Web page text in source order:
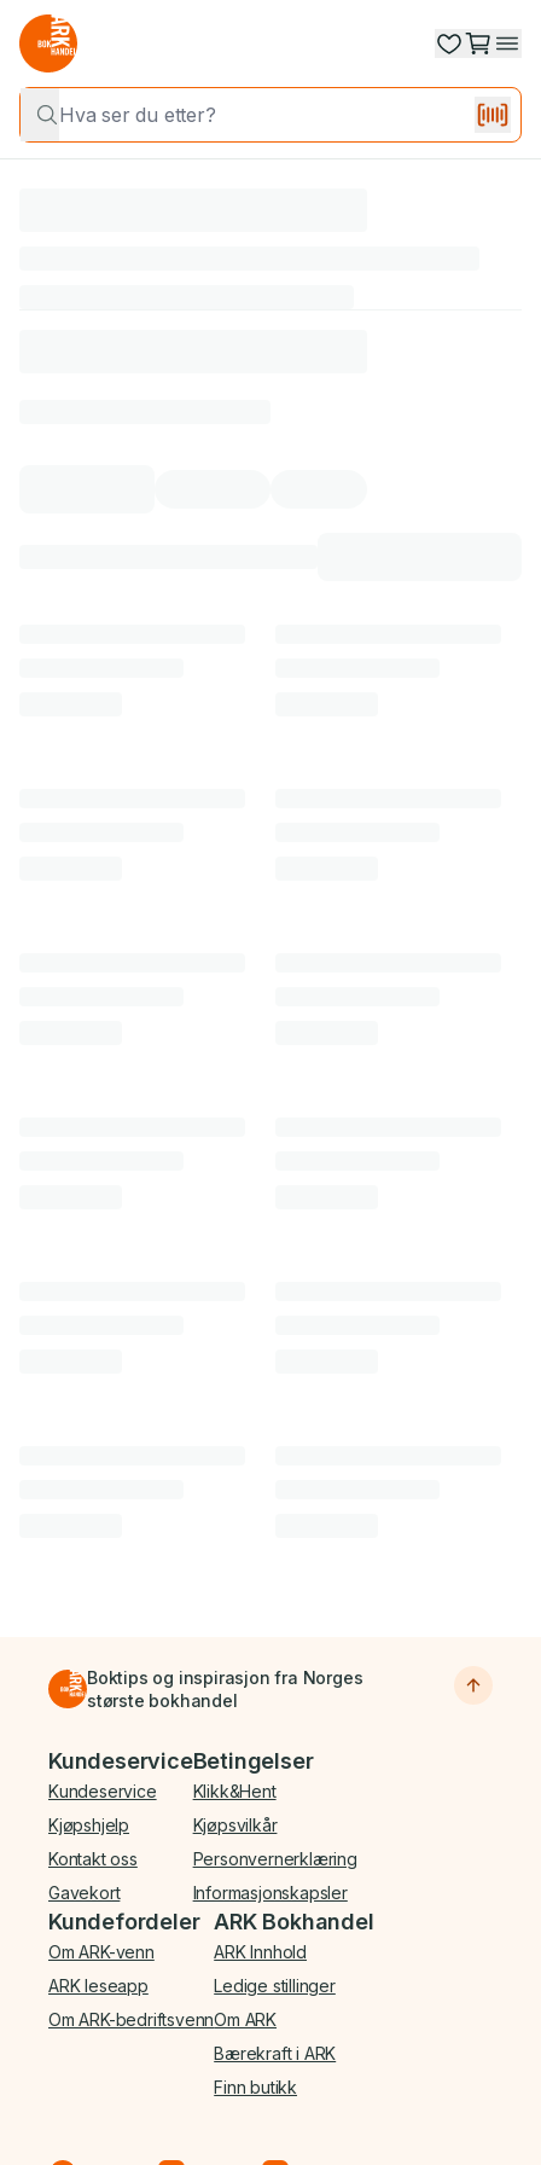
Boktips og inspirasjon fra Norges
største bokhandel
Bunnmeny
Kundeservice
Kundeservice
Kjøpshjelp
Kontakt oss
Gavekort
Betingelser
Klikk&Hent
Kjøpsvilkår
Personvernerklæring
Informasjonskapsler
Kundefordeler
Om ARK-venn
ARK leseapp
Om ARK-bedriftsvenn
ARK Bokhandel
ARK Innhold
Ledige stillinger
Om ARK
Bærekraft i ARK
Finn butikk